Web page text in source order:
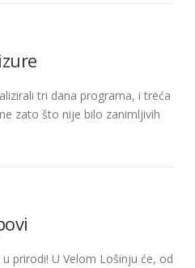
tri dana programa, i treća
zato što nije bilo zanimljivih
prirodi! U Velom Lošinju će, od